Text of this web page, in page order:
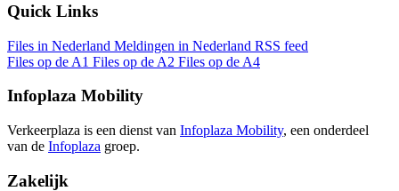
Quick Links
Files in Nederland Meldingen in Nederland RSS feed
Files op de A1 Files op de A2 Files op de A4
Infoplaza Mobility
Verkeerplaza is een dienst van Infoplaza Mobility, een onderdeel
van de Infoplaza groep.
Zakelijk